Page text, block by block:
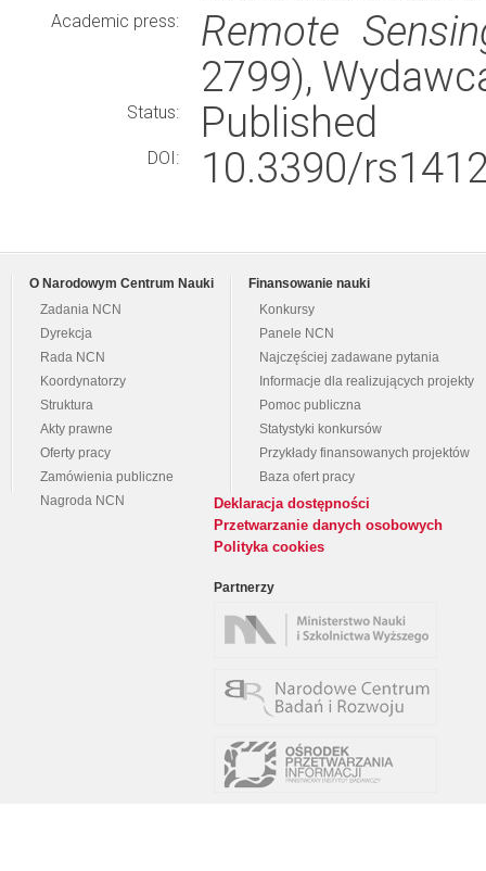
Academic press:
Remote
2799),
Status: Published
DOI: 10.3390/
O Narodowym Centrum Nauki
Zadania NCN
Dyrekcja
Rada NCN
Koordynatorzy
Struktura
Akty prawne
Oferty pracy
Zamówienia publiczne
Nagroda NCN
Finansowanie nauki
Konkursy
Panele NCN
Najczęściej zadawane pytania
Informacje dla realizujących projekty
Pomoc publiczna
Statystyki konkursów
Przykłady finansowanych projektów
Baza ofert pracy
Deklaracja dostępności
Przetwarzanie danych osobowych
Polityka cookies
Partnerzy